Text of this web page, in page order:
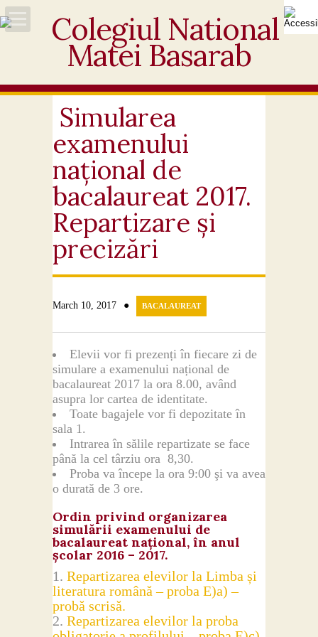
Acasă
Noutăți
Personal
Activități educative
Elevi
Simularea
examenului
național de
bacalaureat 2017.
Repartizare și
precizări
March 10, 2017 ● BACALAUREAT
Elevii vor fi prezenți în fiecare zi de
simulare a examenului național de
bacalaureat 2017 la ora 8.00, având
asupra lor cartea de identitate.
Toate bagajele vor fi depozitate în
sala 1.
Intrarea în sălile repartizate se face
până la cel târziu ora 8,30.
Proba va începe la ora 9:00 şi va avea
o durată de 3 ore.
Ordin privind organizarea
simulării examenului de
bacalaureat național, în anul
școlar 2016 – 2017.
Repartizarea elevilor la Limba și
literatura română – proba E)a) –
probă scrisă.
Repartizarea elevilor la proba